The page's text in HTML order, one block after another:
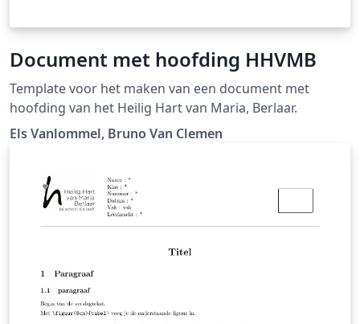
Document met hoofding HHVMB
Template voor het maken van een document met
hoofding van het Heilig Hart van Maria, Berlaar.
Els Vanlommel, Bruno Van Clemen